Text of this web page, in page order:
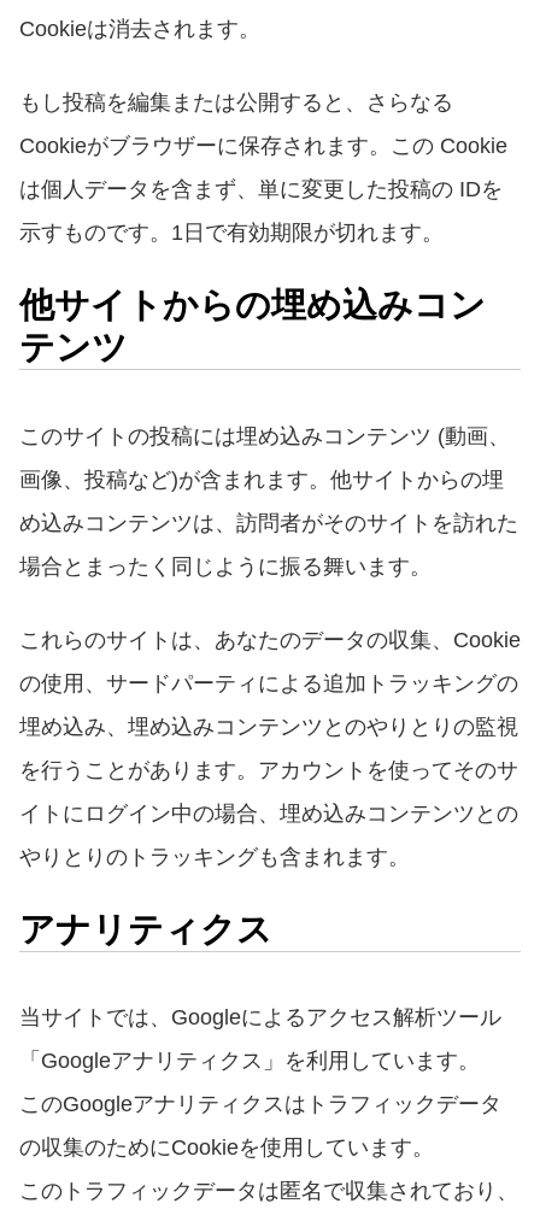
Cookieは消去されます。
もし投稿を編集または公開すると、さらなる
Cookieがブラウザーに保存されます。この Cookie
は個人データを含まず、単に変更した投稿の IDを
示すものです。 1 日で有効期限が切れます。
他サイトからの埋め込みコン
テンツ
このサイトの投稿には埋め込みコンテンツ (動画、
画像、投稿など)が含まれます。他サイトからの埋
め込みコンテンツは、訪問者がそのサイトを訪れた
場合とまったく同じように振る舞います。
これらのサイトは、あなたのデータの収集、 Cookie
の使用、サードパーティによる追加トラッキングの
埋め込み、埋め込みコンテンツとのやりとりの監視
を行うことがあります。アカウントを使ってそのサ
イトにログイン中の場合、埋め込みコンテンツとの
やりとりのトラッキングも含まれます。
アナリティクス
当サイトでは、Googleによるアクセス解析ツール
「Googleアナリティクス」を利用しています。
このGoogleアナリティクスはトラフィックデータ
の収集のためにCookieを使用しています。
このトラフィックデータは匿名で収集されており、